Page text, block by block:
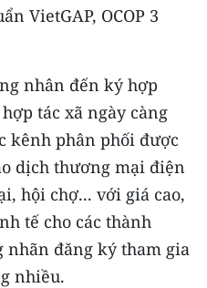
Minh
VietGAP, OCOP 3
nhân đến ký hợp
tác xã ngày càng
kênh phân phối được
dịch thương mại điện
hội chợ... với giá cao,
tế cho các thành
nhãn đăng ký tham gia
nhiều.